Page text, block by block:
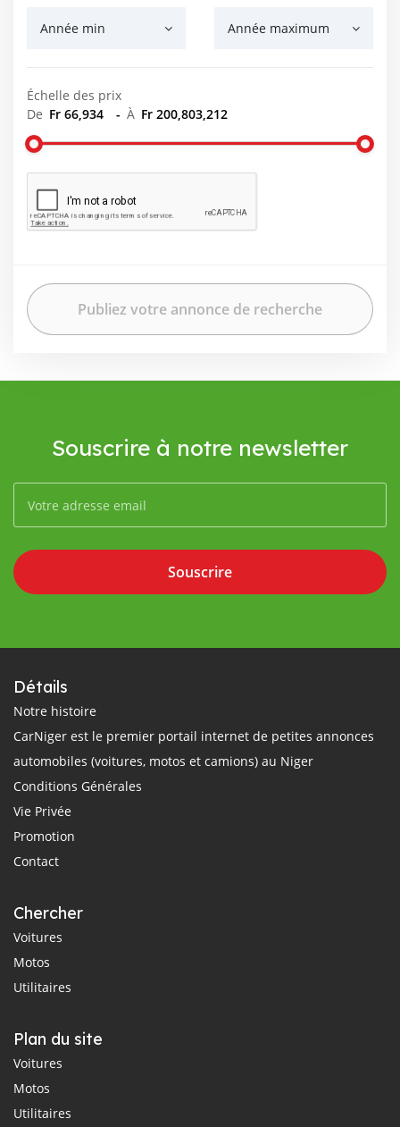
Année min Année maximum
Échelle des prix
De Fr 66,934 - À Fr 200,803,212
Souscrire à notre newsletter
Souscrire
Détails
Notre histoire
CarNiger est le premier portail internet de petites annonces
automobiles (voitures, motos et camions) au Niger
Conditions Générales
Vie Privée
Promotion
Contact
Chercher
Voitures
Motos
Utilitaires
Plan du site
Voitures
Motos
Utilitaires